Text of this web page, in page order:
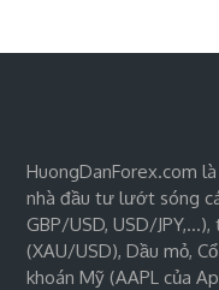
HuongDanForex.com
nhà đầu tư lướt sóng
GBP/USD, USD/
(XAU/USD), Dầu mỏ,
khoán Mỹ (AAPL của